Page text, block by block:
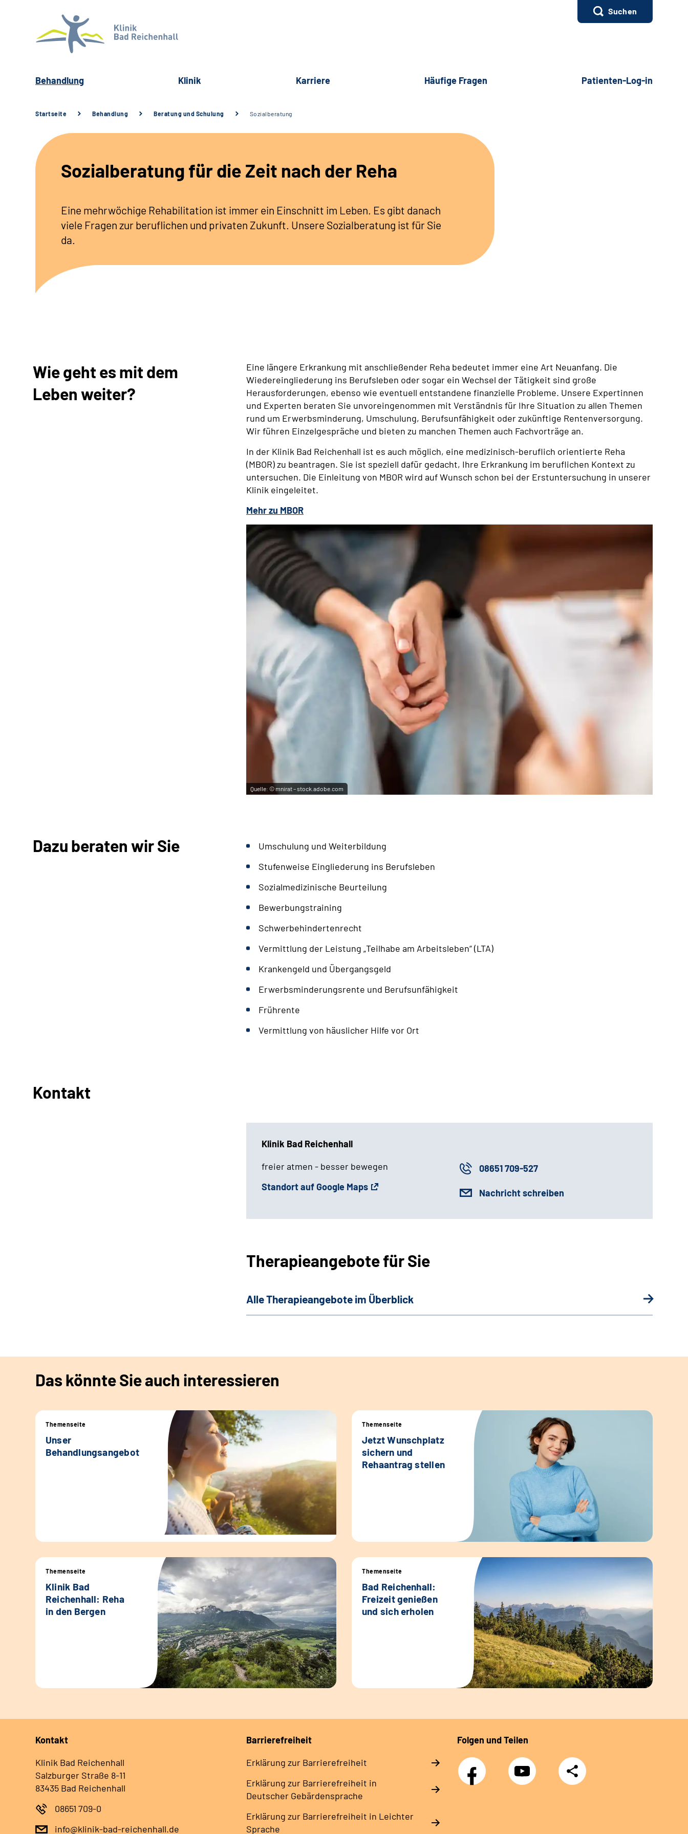
Suchen
Behandlung Klinik Karriere Häufige Fragen Patienten-Log-in
Startseite Behandlung Beratung und Schulung Sozialberatung
Sozialberatung für die Zeit nach der Reha
Eine mehrwöchige Rehabilitation ist immer ein Einschnitt im Leben. Es gibt danach
viele Fragen zur beruflichen und privaten Zukunft. Unsere Sozialberatung ist für Sie
da.
Wie geht es mit dem
Leben weiter?
Eine längere Erkrankung mit anschließender Reha bedeutet immer eine Art Neuanfang. Die
Wiedereingliederung ins Berufsleben oder sogar ein Wechsel der Tätigkeit sind große
Herausforderungen, ebenso wie eventuell entstandene finanzielle Probleme. Unsere Expertinnen
und Experten beraten Sie unvoreingenommen mit Verständnis für Ihre Situation zu allen Themen
rund um Erwerbsminderung, Umschulung, Berufsunfähigkeit oder zukünftige Rentenversorgung.
Wir führen Einzelgespräche und bieten zu manchen Themen auch Fachvorträge an.
In der Klinik Bad Reichenhall ist es auch möglich, eine medizinisch-beruflich orientierte Reha
(MBOR) zu beantragen. Sie ist speziell dafür gedacht, Ihre Erkrankung im beruflichen Kontext zu
untersuchen. Die Einleitung von MBOR wird auf Wunsch schon bei der Erstuntersuchung in unserer
Klinik eingeleitet.
Mehr zu MBOR
Quelle: © mnirat – stock.adobe.com
Dazu beraten wir Sie
Umschulung und Weiterbildung
Stufenweise Eingliederung ins Berufsleben
Sozialmedizinische Beurteilung
Bewerbungstraining
Schwerbehindertenrecht
Vermittlung der Leistung „Teilhabe am Arbeitsleben“ (LTA)
Krankengeld und Übergangsgeld
Erwerbsminderungsrente und Berufsunfähigkeit
Frührente
Vermittlung von häuslicher Hilfe vor Ort
Kontakt
Klinik Bad Reichenhall
freier atmen - besser bewegen
Standort auf Google Maps
08651 709-527
Nachricht schreiben
Therapieangebote für Sie
Alle Therapieangebote im Überblick
Das könnte Sie auch interessieren
Themenseite
Unser
Behandlungsangebot
Themenseite
Jetzt Wunschplatz
sichern und
Rehaantrag stellen
Themenseite
Klinik Bad
Reichenhall: Reha
in den Bergen
Themenseite
Bad Reichenhall:
Freizeit genießen
und sich erholen
Kontakt
Klinik Bad Reichenhall
Salzburger Straße 8-11
83435 Bad Reichenhall
08651 709-0
info@klinik-bad-reichenhall.de
Barrierefreiheit
Erklärung zur Barrierefreiheit
Erklärung zur Barrierefreiheit in
Deutscher Gebärdensprache
Erklärung zur Barrierefreiheit in Leichter
Sprache
Folgen und Teilen
Facebook YouTube
Teilen